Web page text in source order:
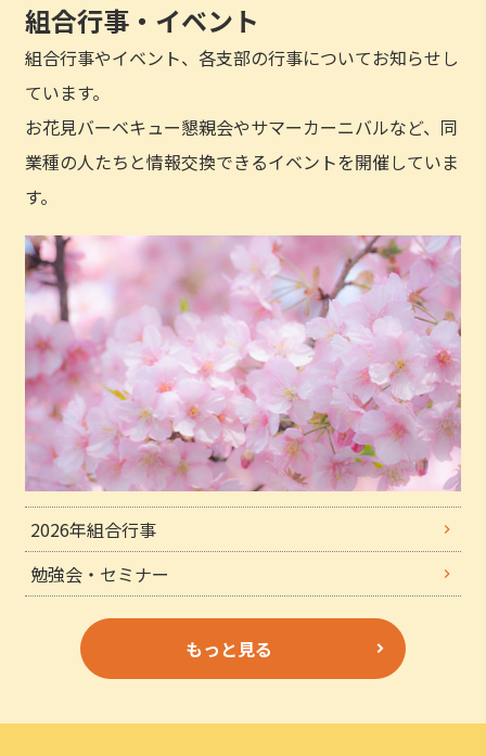
組合行事・イベント
組合行事やイベント、各支部の行事についてお知らせし
ています。
お花見バーベキュー懇親会やサマーカーニバルなど、同
業種の人たちと情報交換できるイベントを開催していま
す。
2026年組合行事
勉強会・セミナー
もっと見る